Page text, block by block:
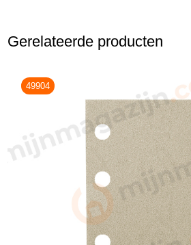
Gerelateerde producten
49904